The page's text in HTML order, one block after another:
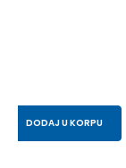
DODAJ U KORPU